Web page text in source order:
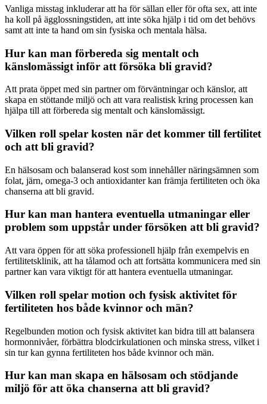
Vanliga misstag inkluderar att ha för sällan eller för ofta sex, att inte
ha koll på ägglossningstiden, att inte söka hjälp i tid om det behövs
samt att inte ta hand om sin fysiska och mentala hälsa.
Hur kan man förbereda sig mentalt och
känslomässigt inför att försöka bli gravid?
Att prata öppet med sin partner om förväntningar och känslor, att
skapa en stöttande miljö och att vara realistisk kring processen kan
hjälpa till att förbereda sig mentalt och känslomässigt.
Vilken roll spelar kosten när det kommer till fertilitet
och att bli gravid?
En hälsosam och balanserad kost som innehåller näringsämnen som
folat, järn, omega-3 och antioxidanter kan främja fertiliteten och öka
chanserna att bli gravid.
Hur kan man hantera eventuella utmaningar eller
problem som uppstår under försöken att bli gravid?
Att vara öppen för att söka professionell hjälp från exempelvis en
fertilitetsklinik, att ha tålamod och att fortsätta kommunicera med sin
partner kan vara viktigt för att hantera eventuella utmaningar.
Vilken roll spelar motion och fysisk aktivitet för
fertiliteten hos både kvinnor och män?
Regelbunden motion och fysisk aktivitet kan bidra till att balansera
hormonnivåer, förbättra blodcirkulationen och minska stress, vilket i
sin tur kan gynna fertiliteten hos både kvinnor och män.
Hur kan man skapa en hälsosam och stödjande
miljö för att öka chanserna att bli gravid?